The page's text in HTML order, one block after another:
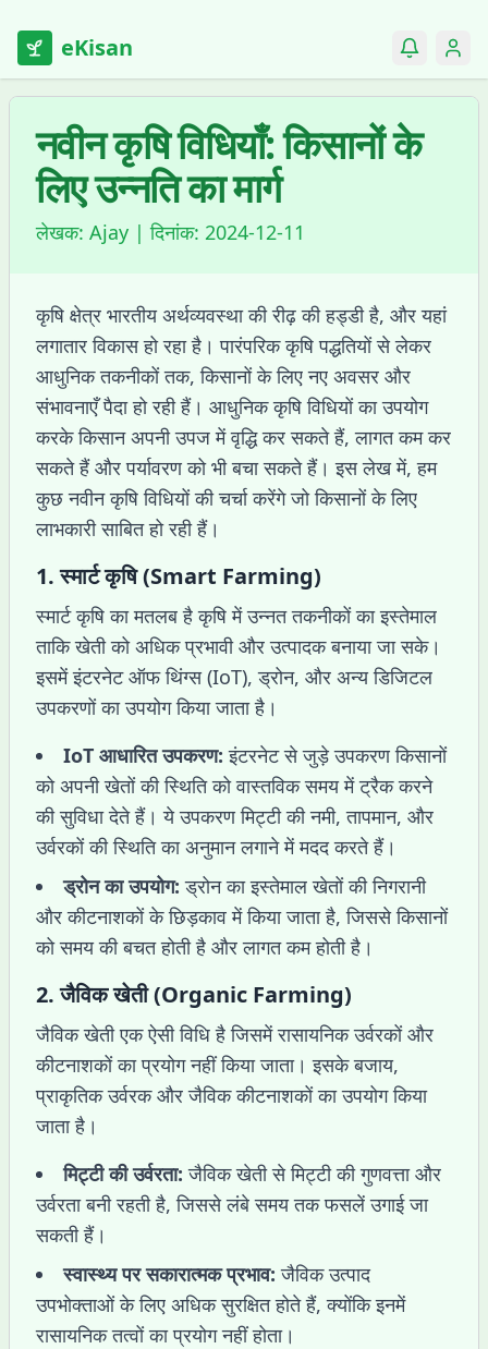
eKisan
नवीन कृषि विधियाँ: किसानों के
लिए उन्नति का मार्ग
लेखक: Ajay | दिनांक: 2024-12-11
कृषि क्षेत्र भारतीय अर्थव्यवस्था की रीढ़ की हड्डी है, और यहां
लगातार विकास हो रहा है। पारंपरिक कृषि पद्धतियों से लेकर
आधुनिक तकनीकों तक, किसानों के लिए नए अवसर और
संभावनाएँ पैदा हो रही हैं। आधुनिक कृषि विधियों का उपयोग
करके किसान अपनी उपज में वृद्धि कर सकते हैं, लागत कम कर
सकते हैं और पर्यावरण को भी बचा सकते हैं। इस लेख में, हम
कुछ नवीन कृषि विधियों की चर्चा करेंगे जो किसानों के लिए
लाभकारी साबित हो रही हैं।
1.स्मार्ट कृषि (Smart Farming)
स्मार्ट कृषि का मतलब है कृषि में उन्नत तकनीकों का इस्तेमाल
ताकि खेती को अधिक प्रभावी और उत्पादक बनाया जा सके।
इसमें इंटरनेट ऑफ थिंग्स (IoT), ड्रोन, और अन्य डिजिटल
उपकरणों का उपयोग किया जाता है।
IoT आधारित उपकरण: इंटरनेट से जुड़े उपकरण किसानों
को अपनी खेतों की स्थिति को वास्तविक समय में ट्रैक करने
की सुविधा देते हैं। ये उपकरण मिट्टी की नमी, तापमान, और
उर्वरकों की स्थिति का अनुमान लगाने में मदद करते हैं।
ड्रोन का उपयोग: ड्रोन का इस्तेमाल खेतों की निगरानी
और कीटनाशकों के छिड़काव में किया जाता है, जिससे किसानों
को समय की बचत होती है और लागत कम होती है।
2.जैविक खेती (Organic Farming)
जैविक खेती एक ऐसी विधि है जिसमें रासायनिक उर्वरकों और
कीटनाशकों का प्रयोग नहीं किया जाता। इसके बजाय,
प्राकृतिक उर्वरक और जैविक कीटनाशकों का उपयोग किया
जाता है।
मिट्टी की उर्वरता: जैविक खेती से मिट्टी की गुणवत्ता और
उर्वरता बनी रहती है, जिससे लंबे समय तक फसलें उगाई जा
सकती हैं।
स्वास्थ्य पर सकारात्मक प्रभाव: जैविक उत्पाद
उपभोक्ताओं के लिए अधिक सुरक्षित होते हैं, क्योंकि इनमें
रासायनिक तत्वों का प्रयोग नहीं होता।